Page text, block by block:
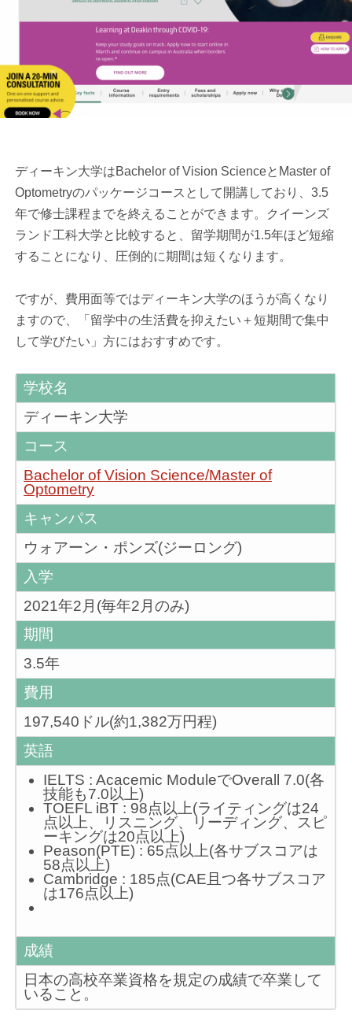
ディーキン大学はBachelor of Vision ScienceとMaster of
Optometryのパッケージコースとして開講しており、3.5
年で修士課程までを終えることができます。クイーンズ
ランド工科大学と比較すると、留学期間が1.5年ほど短縮
することになり、圧倒的に期間は短くなります。
ですが、費用面等ではディーキン大学のほうが高くなり
ますので、「留学中の生活費を抑えたい＋短期間で集中
して学びたい」方にはおすすめです。
学校名
ディーキン大学
コース
Bachelor of Vision Science/Master of
Optometry
キャンパス
ウォアーン・ポンズ(ジーロング)
入学
2021年2月(毎年2月のみ)
期間
3.5年
費用
197,540ドル(約1,382万円程)
英語
IELTS : Acacemic ModuleでOverall 7.0(各
技能も7.0以上)
TOEFL iBT : 98点以上(ライティングは24
点以上、リスニング、リーディング、スピ
ーキングは20点以上)
Peason(PTE) : 65点以上(各サブスコアは
58点以上)
Cambridge : 185点(CAE且つ各サブスコア
は176点以上)
成績
日本の高校卒業資格を規定の成績で卒業して
いること。